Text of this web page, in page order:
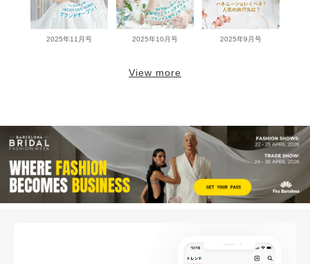
2025年11月号 2025年10月号 2025年9月号
View more